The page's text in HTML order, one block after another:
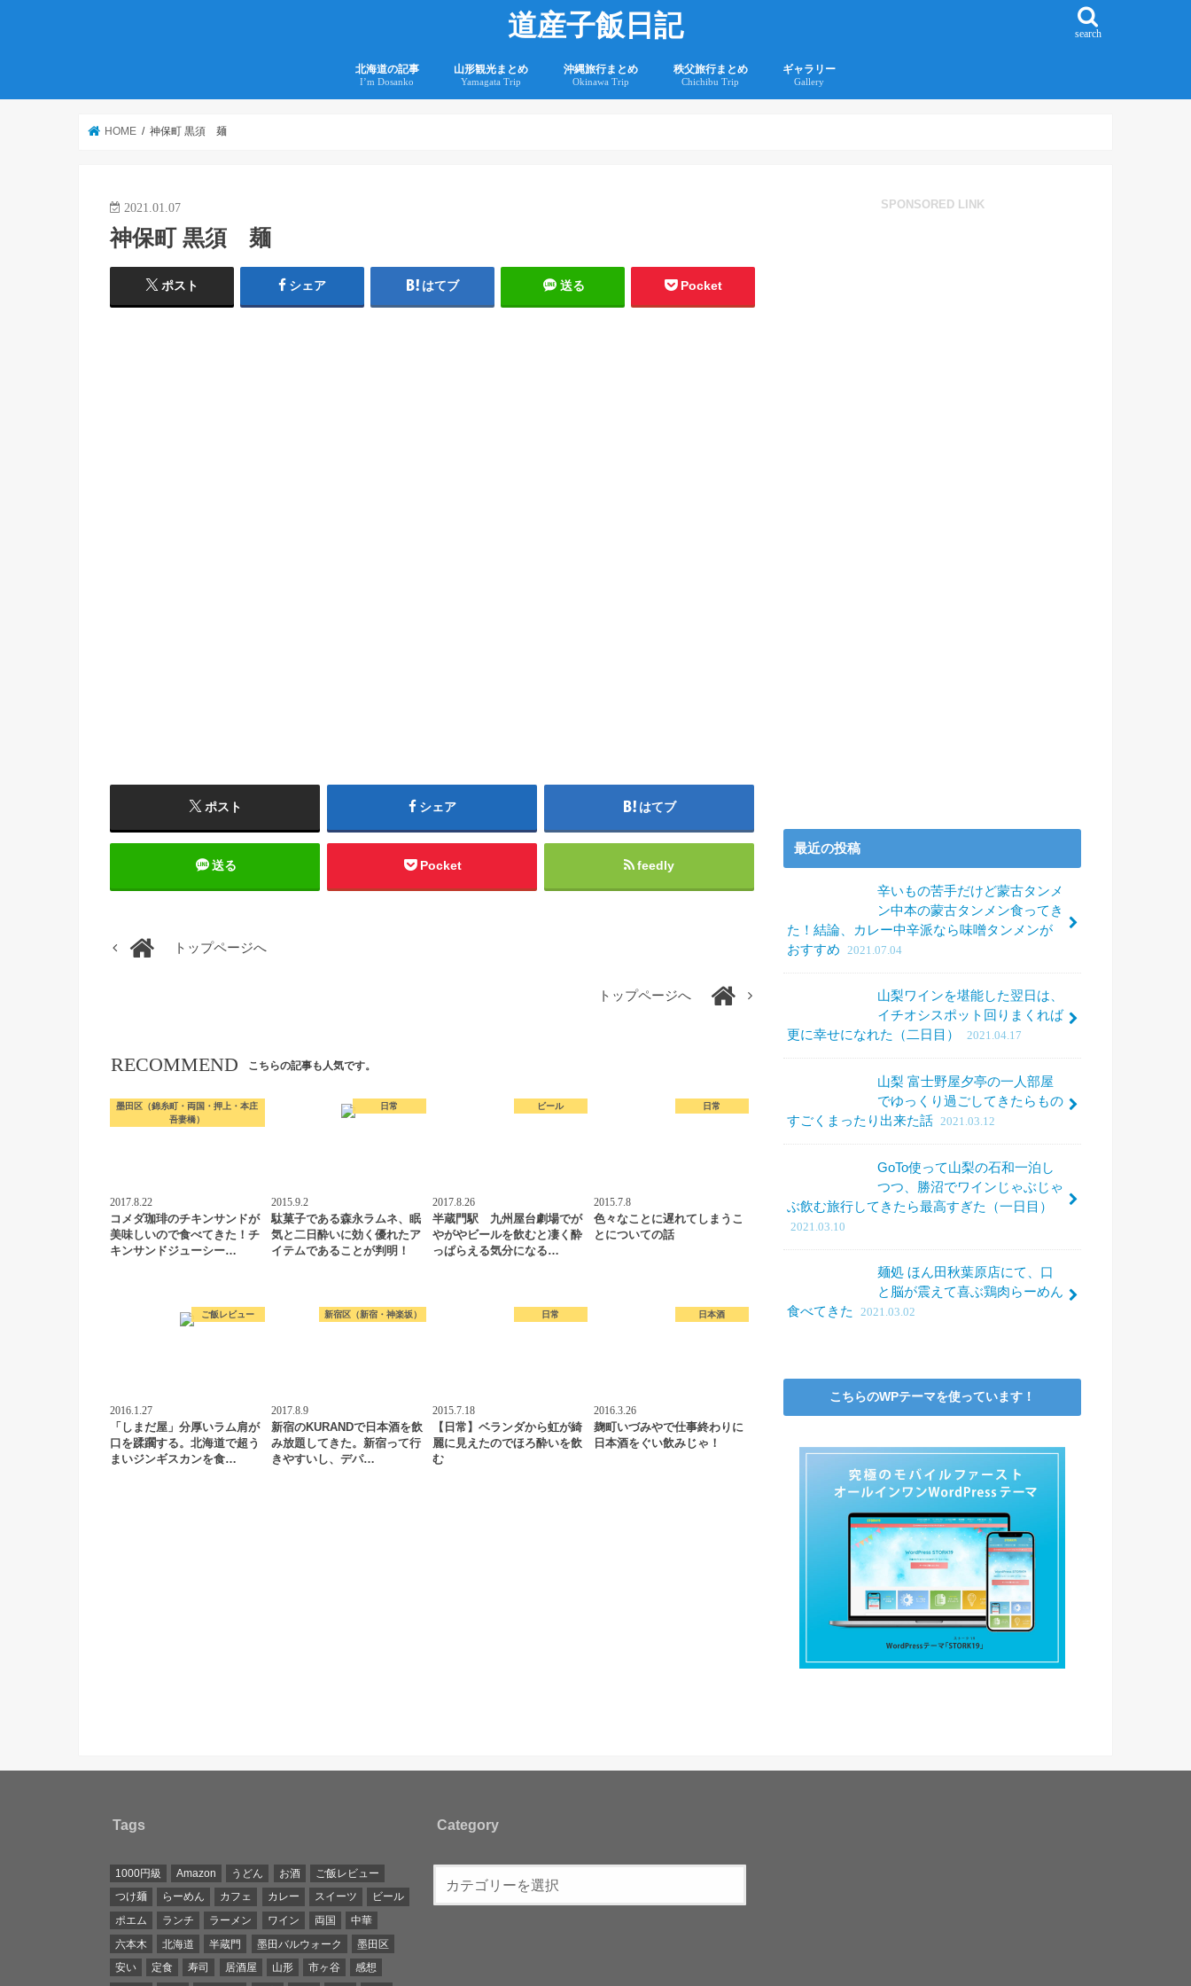
道産子飯日記 search
北海道の記事
I’m Dosanko
山形観光まとめ
Yamagata Trip
沖縄旅行まとめ
Okinawa Trip
秩父旅行まとめ
Chichibu Trip
ギャラリー
Gallery
HOME 神保町 黒須 麺
2021.01.07
神保町 黒須 麺
ポスト シェア はてブ 送る Pocket
ポスト シェア はてブ
送る Pocket feedly
トップページへ
トップページへ
RECOMMEND こちらの記事も人気です。
墨田区（錦糸町・両国・押上・本庄
吾妻橋）
2017.8.22
コメダ珈琲のチキンサンドが
美味しいので食べてきた！チ
キンサンドジューシー…
日常
2015.9.2
駄菓子である森永ラムネ、眠
気と二日酔いに効く優れたア
イテムであることが判明！
ビール
2017.8.26
半蔵門駅 九州屋台劇場でが
やがやビールを飲むと凄く酔
っぱらえる気分になる…
日常
2015.7.8
色々なことに遅れてしまうこ
とについての話
ご飯レビュー
2016.1.27
「しまだ屋」分厚いラム肩が
口を蹂躙する。北海道で超う
まいジンギスカンを食…
新宿区（新宿・神楽坂）
2017.8.9
新宿のKURANDで日本酒を飲
み放題してきた。新宿って行
きやすいし、デパ…
日常
2015.7.18
【日常】ベランダから虹が綺
麗に見えたのでほろ酔いを飲
む
日本酒
2016.3.26
麹町いづみやで仕事終わりに
日本酒をぐい飲みじゃ！
SPONSORED LINK
最近の投稿
辛いもの苦手だけど蒙古タンメ
ン中本の蒙古タンメン食ってき
た！結論、カレー中辛派なら味噌タンメンが
おすすめ
2021.07.04
山梨ワインを堪能した翌日は、
イチオシスポット回りまくれば
更に幸せになれた（二日目）
2021.04.17
山梨 富士野屋夕亭の一人部屋
でゆっくり過ごしてきたらもの
すごくまったり出来た話 2021.03.12
GoTo使って山梨の石和一泊し
つつ、勝沼でワインじゃぶじゃ
ぶ飲む旅行してきたら最高すぎた（一日目）
2021.03.10
麺処 ほん田秋葉原店にて、口
と脳が震えて喜ぶ鶏肉らーめん
食べてきた
2021.03.02
こちらのWPテーマを使っています！
Tags
1000円級 Amazon うどん お酒
ご飯レビュー
つけ麺
らーめん カフェ カレー スイーツ
ビール
ポエム
ランチ ラーメン ワイン 両国
中華
六本木
北海道 半蔵門 墨田バルウォーク
墨田区
安い
定食 寿司 居酒屋 山形 市ヶ谷
感想
Category